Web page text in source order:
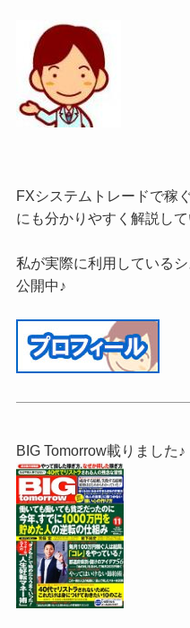
FXシステムトレードで稼
にも分かりやすく解説して
私が実際に利用している
公開中♪
BIG Tomorrow載りました♪